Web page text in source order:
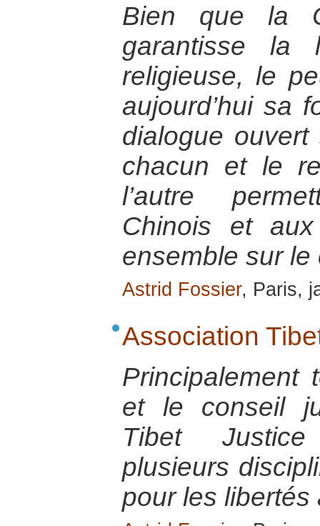
Bien que la
garantisse la
religieuse, le
aujourd’hui sa
dialogue
chacun et le
l’autre
Chinois et aux
ensemble sur
Astrid Fossier, Paris,
Association
Principalement
et le conseil
Tibet
plusieurs
pour les libertés